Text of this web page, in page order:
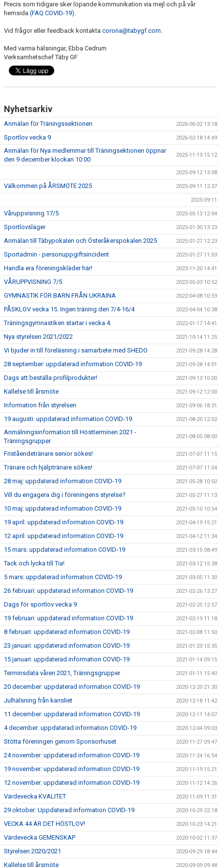
Precis som tidigare sker löpande kommunikation via mejl och på vår
hemsida (FAQ COVID-19).
Vid frågor eller feedback kontakta corona@tabygf.com.
Med varma hälsningar, Ebba Cedrum
Verksamhetschef Täby GF
Nyhetsarkiv
Anmälan för Träningssektionen 2026-06-02 13:18
Sportlov vecka 9 2026-02-18 14:49
Anmälan för Nya medlemmar till Träningsektionen öppnar
den 9 december klockan 10:00
2025-11-13 15:12
2025-09-12 13:08
Välkommen på ÅRSMÖTE 2025 2025-09-11 12:37
2025-09-11
Våruppvisning 17/5 2025-05-13 12:04
Sportlovsläger 2025-01-30 13:23
Anmälan till Täbypokalen och Österåkerspokalen 2025 2025-01-27 12:23
Sportadmin - personuppgiftsincident 2025-01-27 11:03
Handla era föreningskläder här! 2023-11-20 14:41
VÅRUPPVISNING 7/5 2022-05-03 10:52
GYMNASTIK FÖR BARN FRÅN UKRAINA 2022-04-08 10:59
PÅSKLOV vecka 15. Ingen träning den 7/4-16/4 2022-04-04 10:38
Träningsgymnastiken startar i vecka 4. 2022-01-17 14:41
Nya styrelsen 2021/2022 2021-10-14 11:25
Vi bjuder in till föreläsning i samarbete med SHEDO 2021-09-28 14:28
28 september: uppdaterad information COVID-19 2021-09-28 14:01
Dags att beställa profilprodukter! 2021-09-13 10:00
Kallelse till årsmöte 2021-09-12 12:00
Information från styrelsen 2021-09-06 18:31
19 augusti: uppdaterad information COVID-19 2021-08-20 12:02
Anmälningsinformation till Höstterminen 2021 -
Träningsgrupper
2021-08-05 08:00
Friståendetränare senior sökes! 2021-07-07 11:15
Tränare och hjälptränare sökes! 2021-07-07 11:04
28 maj: uppdaterad information COVID-19 2021-05-28 10:50
Vill du engagera dig i föreningens styrelse? 2021-05-27 11:13
10 maj: uppdaterad information COVID-19 2021-05-10 10:54
19 april: uppdaterad information COVID-19 2021-04-19 15:21
12 april: uppdaterad information COVID-19 2021-04-12 11:34
15 mars: uppdaterad information COVID-19 2021-03-15 08:49
Tack och lycka till Tia! 2021-03-12 15:38
5 mars: uppdaterad information COVID-19 2021-03-05 11:30
26 februari: uppdaterad information COVID-19 2021-02-26 13:27
Dags för sportlov vecka 9 2021-02-25 12:57
19 februari: uppdaterad information COVID-19 2021-02-19 11:18
8 februari: uppdaterad information COVID-19 2021-02-08 11:50
23 januari: uppdaterad information COVID-19 2021-01-23 15:35
15 januari: uppdaterad information COVID-19 2021-01-14 09:15
Terminsdata våren 2021, Träningsgrupper 2021-01-11 15:40
20 december: uppdaterad information COVID-19 2020-12-20 21:30
Julhälsning från kansliet 2020-12-18 11:42
11 december: uppdaterad information COVID-19 2020-12-11 14:07
4 december: uppdaterad information COVID-19 2020-12-04 09:03
Stötta föreningen genom Sponsorhuset 2020-11-27 09:47
24 november: uppdaterad information COVID-19 2020-11-24 16:54
19 november: uppdaterad information COVID-19 2020-11-19 15:21
12 november: uppdaterad information COVID-19 2020-11-12 14:26
Värdevecka KVALITET 2020-11-09 11:31
29 oktober: Uppdaterad information COVID-19 2020-10-29 22:18
VECKA 44 ÄR DET HÖSTLOV! 2020-10-23 14:21
Värdevecka GEMENSKAP 2020-10-02 11:37
Styrelsen 2020/2021 2020-09-29 18:44
Kallelse till årsmöte 2020-09-09 09:48